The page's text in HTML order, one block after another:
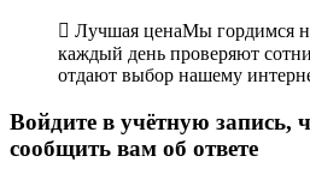
 Лучшая ценаМы гордимся
каждый день проверяют
отдают выбор нашему
Войдите в учётную
сообщить вам об ответе